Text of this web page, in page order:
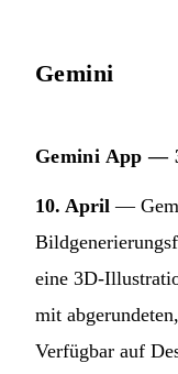
Gemini
Gemini App —
10. April —
eine 3D-
mit
Verfügbar auf